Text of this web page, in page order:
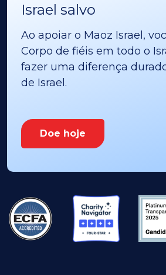
Israel salvo
Ao apoiar o Maoz Israel,
Corpo de fiéis em todo o
fazer uma diferença
de Israel.
Doe hoje